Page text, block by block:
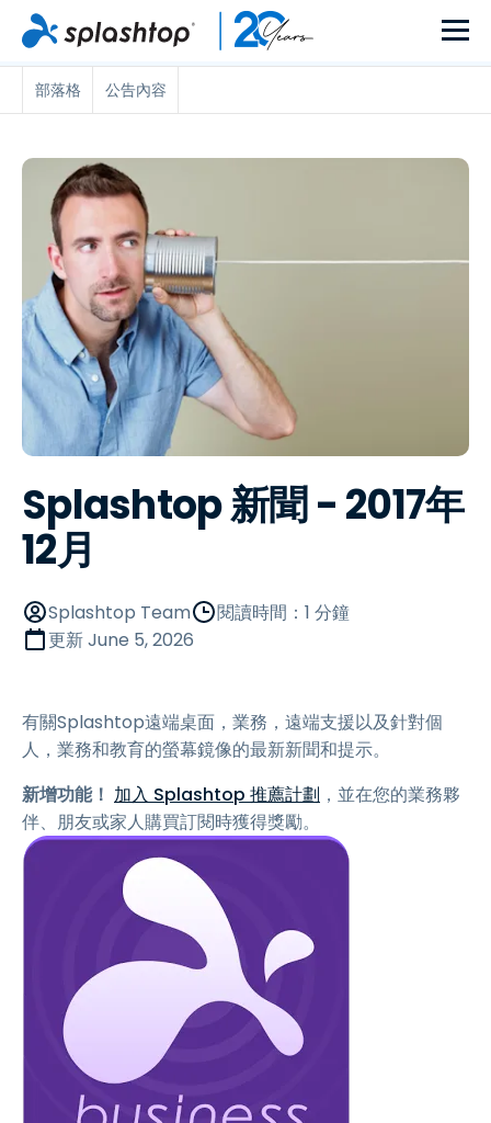
部落格 公告內容
Splashtop 新聞 - 2017年
12月
Splashtop Team
閱讀時間：1 分鐘
更新June 5, 2026
有關Splashtop遠端桌面，業務，遠端支援以及針對個
人，業務和教育的螢幕鏡像的最新新聞和提示。
新增功能！ 加入 Splashtop 推薦計劃 ，並在您的業務夥
伴、朋友或家人購買訂閱時獲得獎勵。